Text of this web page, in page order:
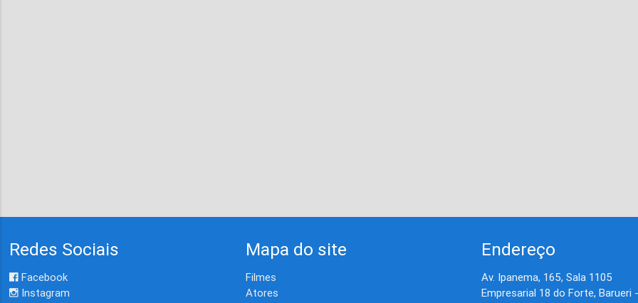
Redes Sociais
Facebook
Instagram
Mapa do site
Filmes
Atores
Endereço
Av. Ipanema, 165, Sala 1105
Empresarial 18 do Forte, Barueri